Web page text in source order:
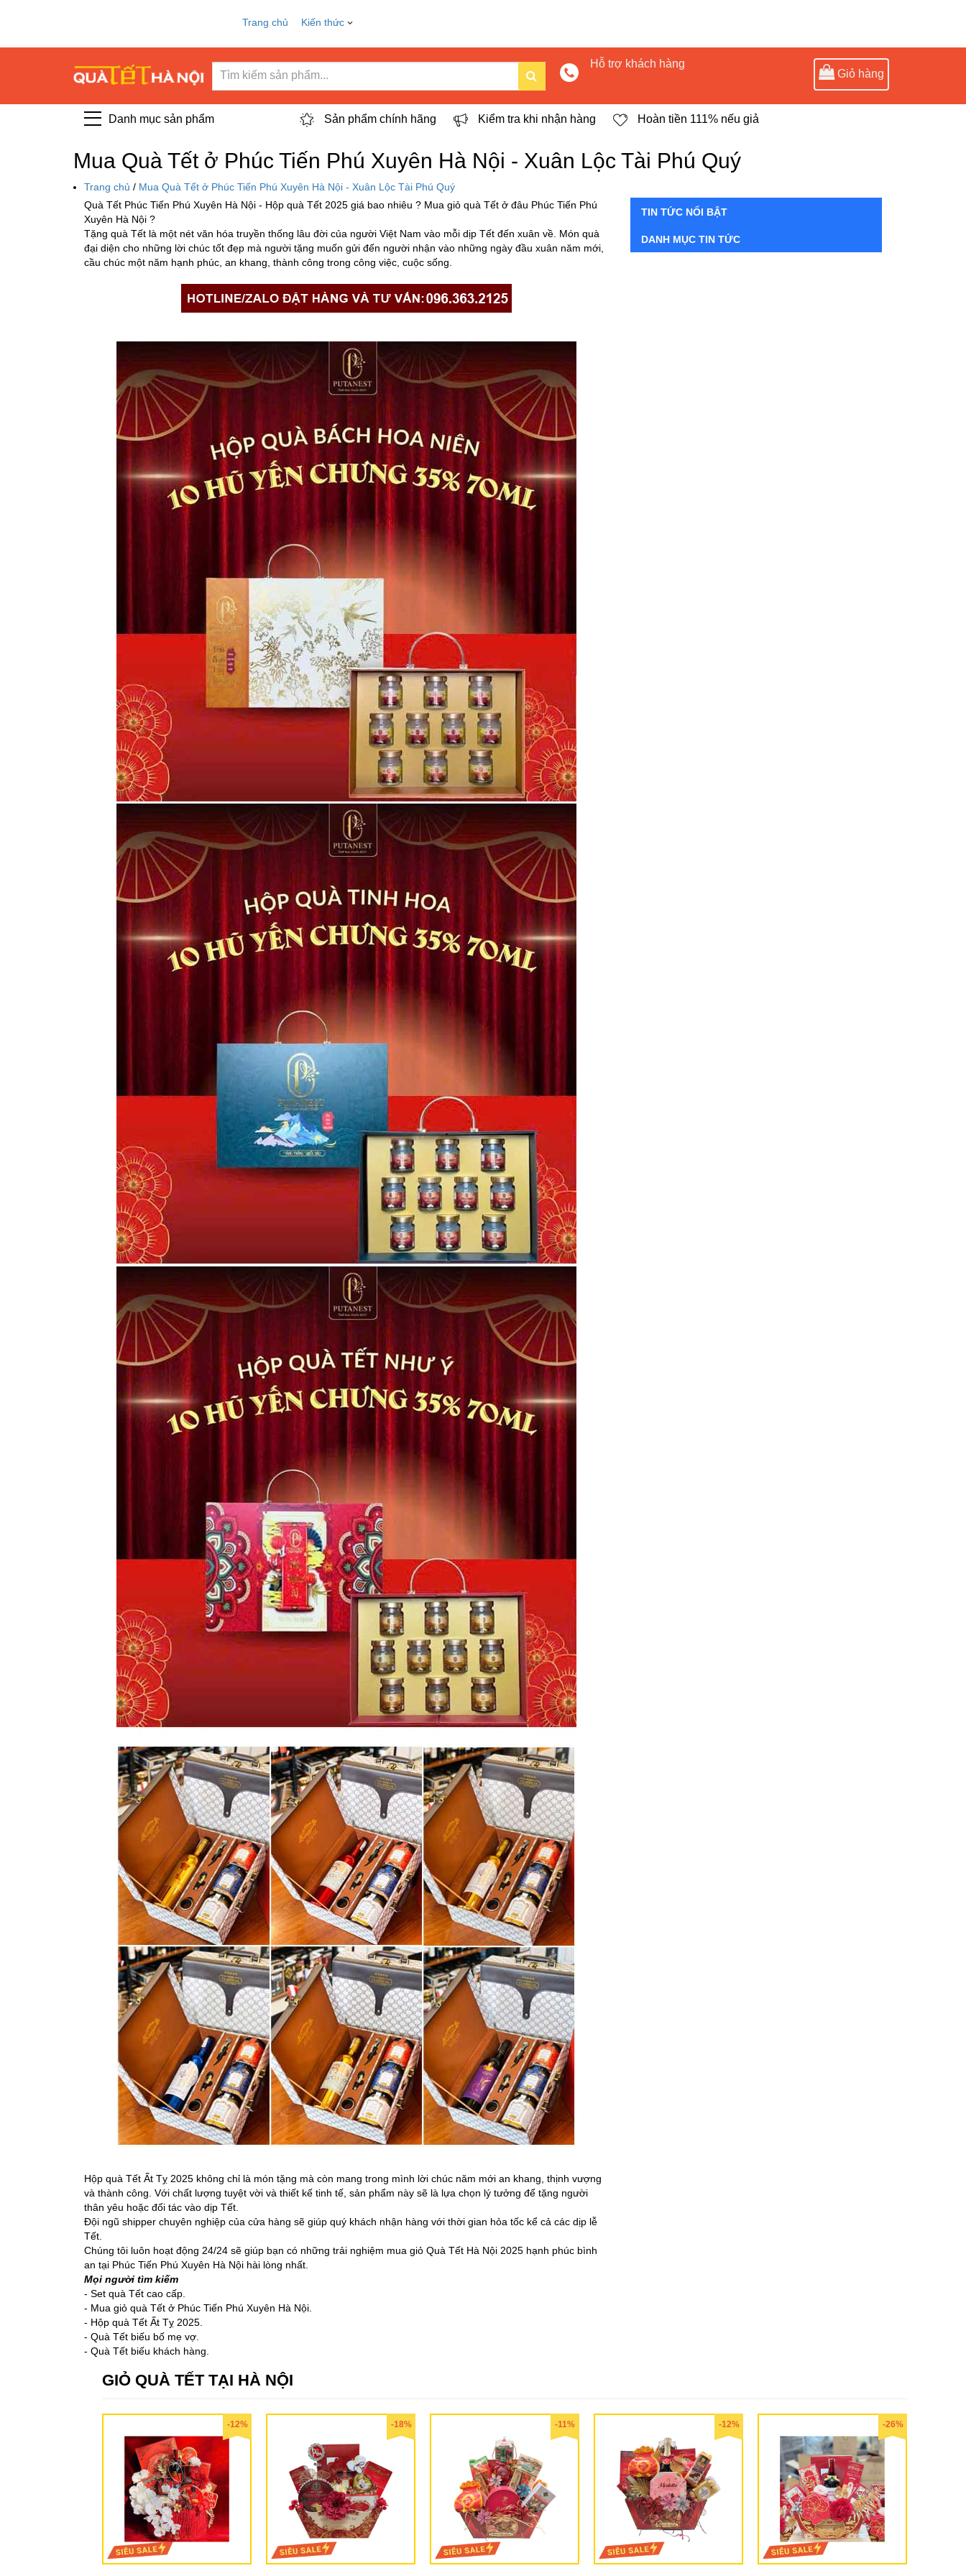
Trang chủ Kiến thức
Hỗ trợ khách hàng
Giỏ hàng
Danh mục sản phẩm Sản phẩm chính hãng Kiểm tra khi nhận hàng Hoàn tiền 111% nếu giả
Mua Quà Tết ở Phúc Tiến Phú Xuyên Hà Nội - Xuân Lộc Tài Phú Quý
Trang chủ / Mua Quà Tết ở Phúc Tiến Phú Xuyên Hà Nội - Xuân Lộc Tài Phú Quý
Quà Tết Phúc Tiến Phú Xuyên Hà Nội - Hộp quà Tết 2025 giá bao nhiêu ? Mua giỏ quà Tết ở đâu Phúc Tiến Phú
Xuyên Hà Nội ?
Tặng quà Tết là một nét văn hóa truyền thống lâu đời của người Việt Nam vào mỗi dịp Tết đến xuân về. Món quà
đại diện cho những lời chúc tốt đẹp mà người tặng muốn gửi đến người nhận vào những ngày đầu xuân năm mới,
cầu chúc một năm hạnh phúc, an khang, thành công trong công việc, cuộc sống.
Hộp quà Tết Ất Tỵ 2025 không chỉ là món tặng mà còn mang trong mình lời chúc năm mới an khang, thịnh vượng
và thành công. Với chất lượng tuyệt vời và thiết kế tinh tế, sản phẩm này sẽ là lựa chọn lý tưởng để tặng người
thân yêu hoặc đối tác vào dịp Tết.
Đội ngũ shipper chuyên nghiệp của cửa hàng sẽ giúp quý khách nhận hàng với thời gian hỏa tốc kể cả các dịp lễ
Tết.
Chúng tôi luôn hoạt động 24/24 sẽ giúp bạn có những trải nghiệm mua giỏ Quà Tết Hà Nội 2025 hạnh phúc bình
an tại Phúc Tiến Phú Xuyên Hà Nội hài lòng nhất.
Mọi người tìm kiếm
- Set quà Tết cao cấp.
- Mua giỏ quà Tết ở Phúc Tiến Phú Xuyên Hà Nội.
- Hộp quà Tết Ất Tỵ 2025.
- Quà Tết biếu bố mẹ vợ.
- Quà Tết biếu khách hàng.
GIỎ QUÀ TẾT TẠI HÀ NỘI
-12% -18% -11% -12% -26%
TIN TỨC NỔI BẬT
DANH MỤC TIN TỨC